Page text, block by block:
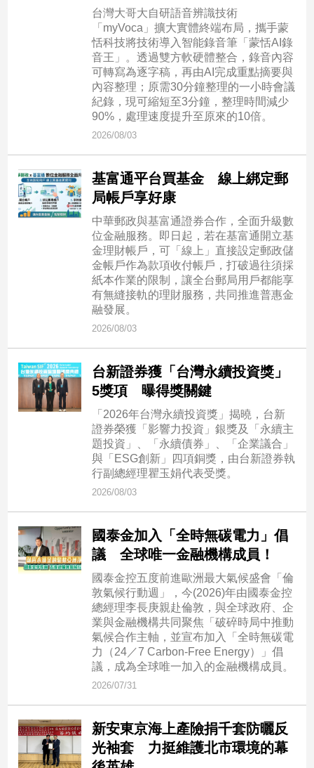
合
作
區
【我
的
觀
台灣大哥大自研語音辨識技術
「myVoca」擴大實體終端布局，攜手蒙
恬科技將技術導入智能錄音筆「蒙恬AI錄
音王」。透過雙方軟硬體整合，錄音內容
可轉寫為逐字稿，再由AI完成重點摘要與
內容整理；原需30分鐘整理的一小時會議
紀錄，現可縮短至3分鐘，整理時間減少
90%，處理速度提升至原來的10倍。
2026/08/03
基富通平台買基金 線上綁定郵
局帳戶享好康
中華郵政與基富通證券合作，全面升級數
位金融服務。即日起，若在基富通開立基
金理財帳戶，可「線上」直接設定郵政儲
金帳戶作為款項收付帳戶，打破過往須採
紙本作業的限制，讓全台郵局用戶都能享
有無縫接軌的理財服務，共同推進普惠金
融發展。
2026/08/03
台新證券獲「台灣永續投資獎」
5獎項 曝得獎關鍵
「2026年台灣永續投資獎」揭曉，台新
證券榮獲「影響力投資」銀獎及「永續主
題投資」、「永續債券」、「企業議合」
與「ESG創新」四項銅獎，由台新證券執
行副總經理瞿玉娟代表受獎。
2026/08/03
國泰金加入「全時無碳電力」倡
議 全球唯一金融機構成員！
國泰金控五度前進歐洲最大氣候盛會「倫
敦氣候行動週」，今(2026)年由國泰金控
總經理李長庚親赴倫敦，與全球政府、企
業與金融機構共同聚焦「破碎時局中推動
氣候合作主軸，並宣布加入「全時無碳電
力（24／7 Carbon-Free Energy）」倡
議，成為全球唯一加入的金融機構成員。
2026/07/31
新安東京海上產險捐千套防曬反
光袖套 力挺維護北市環境的幕